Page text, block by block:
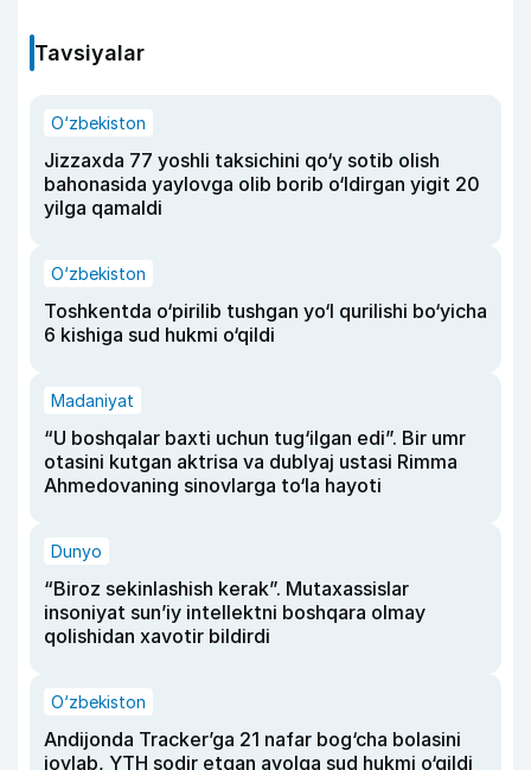
Tavsiyalar
O‘zbekiston
Jizzaxda 77 yoshli taksichini qo‘y sotib olish
bahonasida yaylovga olib borib o‘ldirgan yigit 20
yilga qamaldi
O‘zbekiston
Toshkentda o‘pirilib tushgan yo‘l qurilishi bo‘yicha
6 kishiga sud hukmi o‘qildi
Madaniyat
“U boshqalar baxti uchun tug‘ilgan edi”. Bir umr
otasini kutgan aktrisa va dublyaj ustasi Rimma
Ahmedovaning sinovlarga to‘la hayoti
Dunyo
“Biroz sekinlashish kerak”. Mutaxassislar
insoniyat sun’iy intellektni boshqara olmay
qolishidan xavotir bildirdi
O‘zbekiston
Andijonda Tracker’ga 21 nafar bog‘cha bolasini
joylab, YTH sodir etgan ayolga sud hukmi o‘qildi